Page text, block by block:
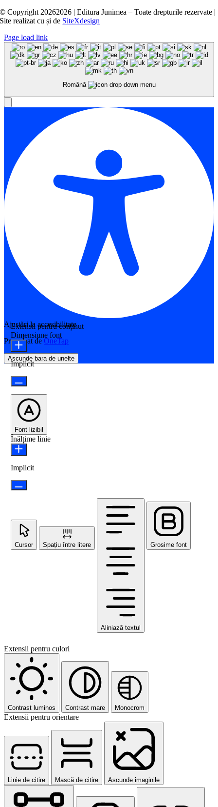
© Copyright 20262026 | Editura Junimea – Toate drepturile rezervate |
Site realizat cușide SiteXdesign
Page load link
Română
Ajustări la accesibilitate
Propulsat de OneTap
Ascunde bara de unelte
Extensii pentru conținut
Dimensiune font
Implicit
Font lizibil
Înălțime linie
Implicit
Cursor Spațiu între litere
Aliniază textul
Grosime font
Extensii pentru culori
Contrast luminos Contrast mare Monocrom
Extensii pentru orientare
Linie de citire Mască de citire Ascunde imaginile